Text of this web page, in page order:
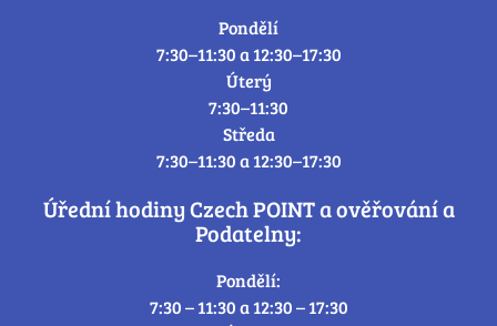
Pondělí
7:30–11:30 a 12:30–17:30
Úterý
7:30–11:30
Středa
7:30–11:30 a 12:30–17:30
Úřední hodiny Czech POINT a ověřování a
Podatelny:
Pondělí:
7:30 – 11:30 a 12:30 – 17:30